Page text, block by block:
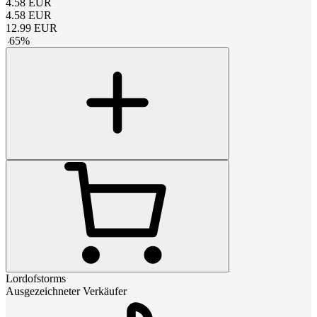
4.58 EUR
12.99 EUR
-65%
Lordofstorms
Ausgezeichneter Verkäufer